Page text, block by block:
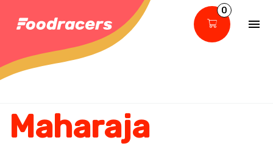
0
Maharaja